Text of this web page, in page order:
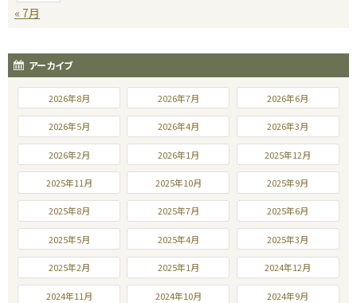
« 7月
アーカイブ
2026年8月 2026年7月 2026年6月
2026年5月 2026年4月 2026年3月
2026年2月 2026年1月 2025年12月
2025年11月 2025年10月 2025年9月
2025年8月 2025年7月 2025年6月
2025年5月 2025年4月 2025年3月
2025年2月 2025年1月 2024年12月
2024年11月 2024年10月 2024年9月